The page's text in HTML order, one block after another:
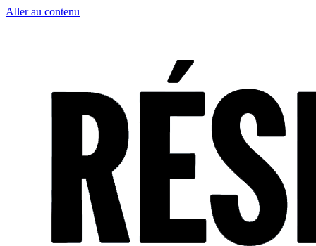
Aller au contenu